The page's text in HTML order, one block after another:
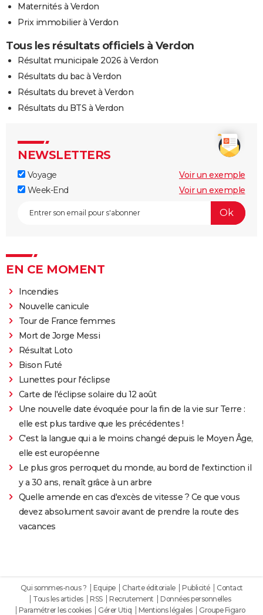
Maternités à Verdon
Prix immobilier à Verdon
Tous les résultats officiels à Verdon
Résultat municipale 2026 à Verdon
Résultats du bac à Verdon
Résultats du brevet à Verdon
Résultats du BTS à Verdon
NEWSLETTERS
Voyage
Voir un exemple
Week-End
Voir un exemple
EN CE MOMENT
Incendies
Nouvelle canicule
Tour de France femmes
Mort de Jorge Messi
Résultat Loto
Bison Futé
Lunettes pour l'éclipse
Carte de l'éclipse solaire du 12 août
Une nouvelle date évoquée pour la fin de la vie sur Terre :
elle est plus tardive que les précédentes !
C'est la langue qui a le moins changé depuis le Moyen Âge,
elle est européenne
Le plus gros perroquet du monde, au bord de l'extinction il
y a 30 ans, renaît grâce à un arbre
Quelle amende en cas d'excès de vitesse ? Ce que vous
devez absolument savoir avant de prendre la route des
vacances
Qui sommes-nous ? Equipe Charte éditoriale Publicité
Contact
Tous les articles
RSS Recrutement
Données personnelles
Paramétrer les cookies
Gérer Utiq Mentions légales Groupe Figaro